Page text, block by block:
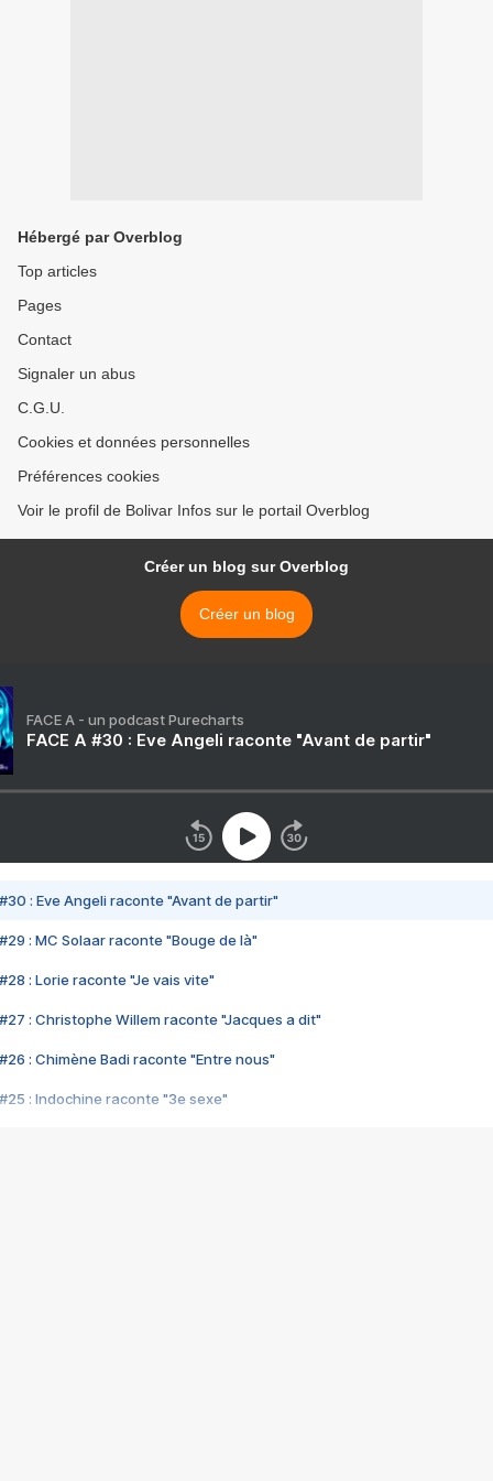
Hébergé par Overblog
Top articles
Pages
Contact
Signaler un abus
C.G.U.
Cookies et données personnelles
Préférences cookies
Voir le profil de Bolivar Infos sur le portail Overblog
Créer un blog sur Overblog
Créer un blog
FACE A - un podcast Purecharts
FACE A #30 : Eve Angeli raconte "Avant de partir"
#30 : Eve Angeli raconte "Avant de partir"
#29 : MC Solaar raconte "Bouge de là"
#28 : Lorie raconte "Je vais vite"
#27 : Christophe Willem raconte "Jacques a dit"
#26 : Chimène Badi raconte "Entre nous"
#25 : Indochine raconte "3e sexe"